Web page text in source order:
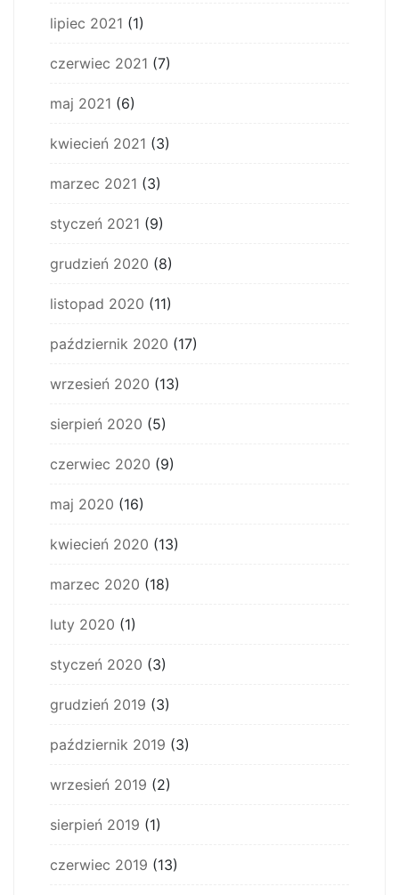
lipiec 2021 (1)
czerwiec 2021 (7)
maj 2021 (6)
kwiecień 2021 (3)
marzec 2021 (3)
styczeń 2021 (9)
grudzień 2020 (8)
listopad 2020 (11)
październik 2020 (17)
wrzesień 2020 (13)
sierpień 2020 (5)
czerwiec 2020 (9)
maj 2020 (16)
kwiecień 2020 (13)
marzec 2020 (18)
luty 2020 (1)
styczeń 2020 (3)
grudzień 2019 (3)
październik 2019 (3)
wrzesień 2019 (2)
sierpień 2019 (1)
czerwiec 2019 (13)